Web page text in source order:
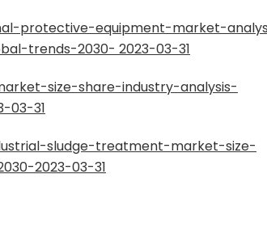
protective-equipment-market-
trends-2030- 2023-03-31
size-share-industry-analysis-
03-31
sludge-treatment-market-size-
2023-03-31